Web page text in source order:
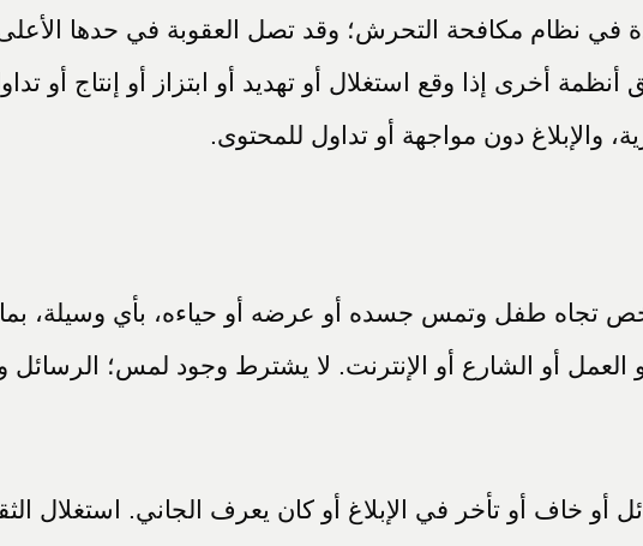
في نظام مكافحة التحرش؛ وقد تصل العقوبة في حدها
أنظمة أخرى إذا وقع استغلال أو تهديد أو ابتزاز أو إنتاج أو
والإبلاغ دون مواجهة أو تداول للمحتوى.
طفل وتمس جسده أو عرضه أو حياءه، بأي وسيلة، بما
أو الشارع أو الإنترنت. لا يشترط وجود لمس؛ الرسائل
خاف أو تأخر في الإبلاغ أو كان يعرف الجاني. استغلال